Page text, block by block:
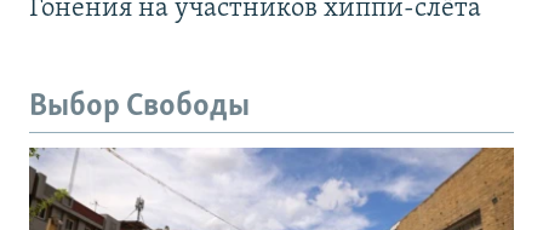
Гонения на участников хиппи-слёта
Выбор Свободы